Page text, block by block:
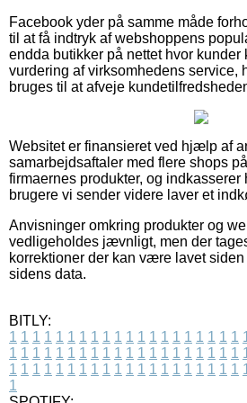
Facebook yder på samme måde
til at få indtryk af webshoppens
endda butikker på nettet hvor
vurdering af virksomhedens service,
bruges til at afveje
Websitet er finansieret ved hjælp af
samarbejdsaftaler med flere shops
firmaernes produkter, og indkasserer
brugere vi sender videre laver et
Anvisninger omkring produkter og
vedligeholdes jævnligt, men der
korrektioner der kan være lavet
sidens data.
BITLY:
1 1 1 1 1 1 1 1 1 1 1 1 1 1 1 1 1 1 1 1
1 1 1 1 1 1 1 1 1 1 1 1 1 1 1 1 1 1 1 1
1 1 1 1 1 1 1 1 1 1 1 1 1 1 1 1 1 1 1 1
1